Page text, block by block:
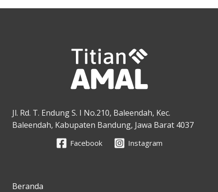
Jl. Rd. T. Endung S. I No.210, Baleendah, Kec.
Baleendah, Kabupaten Bandung, Jawa Barat 4037
Facebook Instagram
Beranda